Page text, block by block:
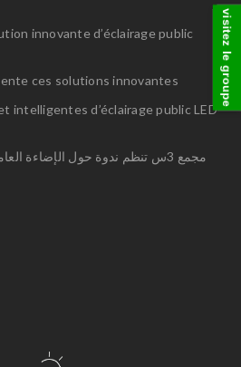
innovante d’éclairage public
ces solutions innovantes
intelligentes d’éclairage public LED
مجمع 3س تنظم ندوة حول الإضاءة
visitez le groupe